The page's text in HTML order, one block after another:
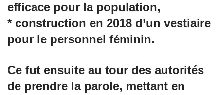
efficace pour la population,
* construction en 2018 d’un vestiaire
pour le personnel féminin.
Ce fut ensuite au tour des autorités
de prendre la parole, mettant en